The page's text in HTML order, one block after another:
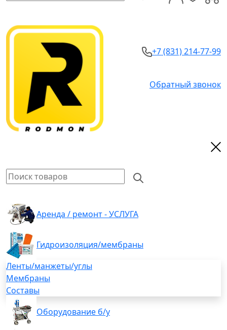
+7 (831) 214-77-99
Обратный звонок
Аренда / ремонт - УСЛУГА
Гидроизоляция/мембраны
Ленты/манжеты/углы
Мембраны
Составы
Оборудование б/у